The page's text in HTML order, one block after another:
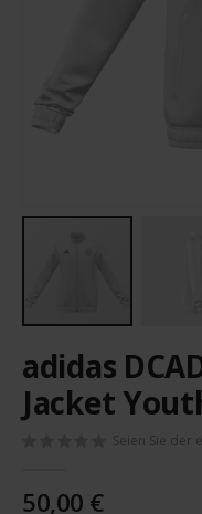
Anfang
der
Bildergalerie
adidas
Jacket
Seien Sie der
50,00 €